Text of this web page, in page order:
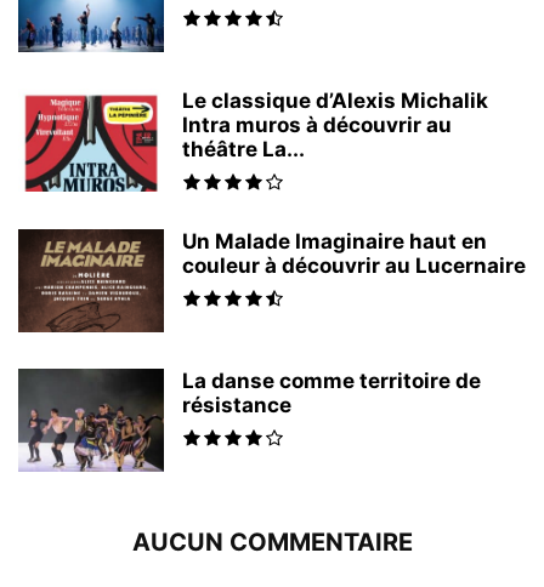
Le classique d’Alexis Michalik
Intra muros à découvrir au
théâtre La...
Un Malade Imaginaire haut en
couleur à découvrir au Lucernaire
La danse comme territoire de
résistance
AUCUN COMMENTAIRE